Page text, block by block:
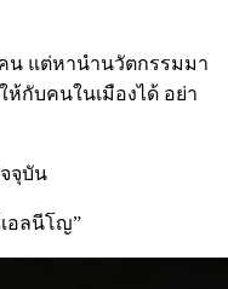
น แต่หานำนวัตกรรมมา
ห้กับคนในเมืองได้ อย่า
จุบัน
อลนีโญ”